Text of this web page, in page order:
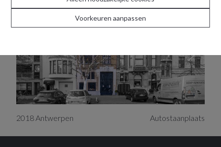
Voorkeuren aanpassen
VERHUURD
2018 Antwerpen Autostaanplaats